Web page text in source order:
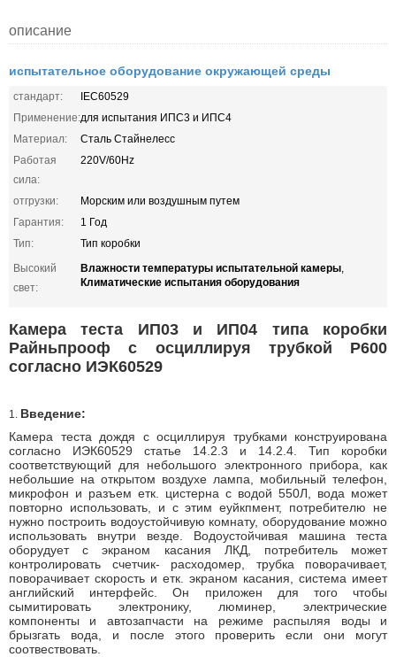
описание
испытательное оборудование окружающей среды
стандарт:
IEC60529
Применение:для испытания ИПС3 и ИПС4
Материал:
Сталь Стайнелесс
Работая
сила:
220V/60Hz
отгрузки:
Морским или воздушным путем
Гарантия:
1 Год
Тип:
Тип коробки
Высокий
свет:
Влажности температуры испытательной камеры,
Климатические испытания оборудования
Камера теста ИП03 и ИП04 типа коробки
Райньпрооф с осциллируя трубкой Р600
согласно ИЭК60529
1. Введение:
Камера теста дождя с осциллируя трубками конструирована
согласно ИЭК60529 статье 14.2.3 и 14.2.4. Тип коробки
соответствующий для небольшого электронного прибора, как
небольшие на открытом воздухе лампа, мобильный телефон,
микрофон и разъем етк. цистерна с водой 550Л, вода может
повторно использовать, и с этим еуйкпмент, потребителю не
нужно построить водоустойчивую комнату, оборудование можно
использовать внутри везде. Водоустойчивая машина теста
оборудует с экраном касания ЛКД, потребитель может
контролировать счетчик- расходомер, трубка поворачивает,
поворачивает скорость и етк. экраном касания, система имеет
английский интерфейс. Он приложен для того чтобы
сымитировать электронику, люминер, электрические
компоненты и автозапчасти на режиме распыляя воды и
брызгать вода, и после этого проверить если они могут
соотвествовать.